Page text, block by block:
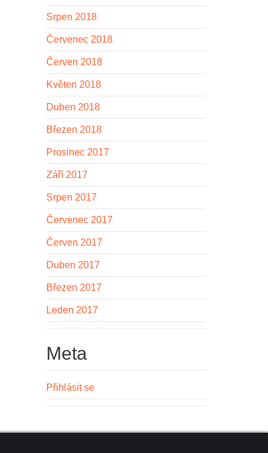
Srpen 2018
Červenec 2018
Červen 2018
Květen 2018
Duben 2018
Březen 2018
Prosinec 2017
Září 2017
Srpen 2017
Červenec 2017
Červen 2017
Duben 2017
Březen 2017
Leden 2017
Meta
Přihlásit se